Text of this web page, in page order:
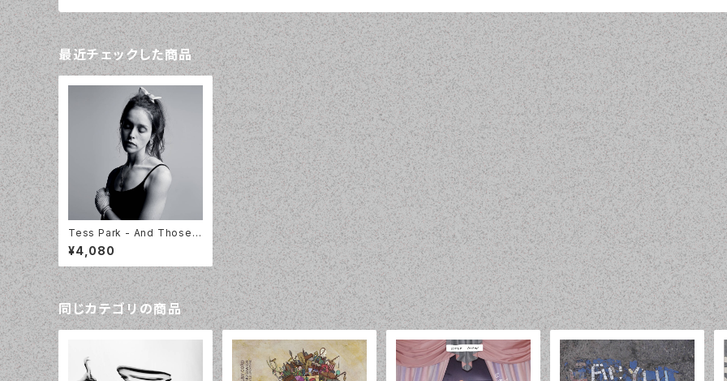
最近チェックした商品
Tess Park - And Those
Who Were Seen Dancing
[LP]
¥4,080
同じカテゴリの商品